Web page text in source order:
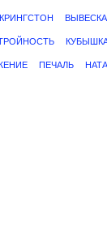
КРИНГСТОН ВЫВЕСКА
ПЕЧАЛЬ